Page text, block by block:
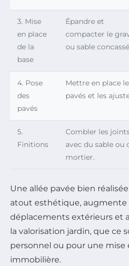
3. Mise
en place
de la
base
Épandre et
compacter le
ou sable
4. Pose
des
pavés
Mettre en place
pavés et les
5.
Finitions
Combler les
avec du sable ou
mortier.
Une allée pavée bien
atout esthétique, augmente
déplacements extérieurs et
la valorisation jardin, que ce
personnel ou pour une mise
immobilière.